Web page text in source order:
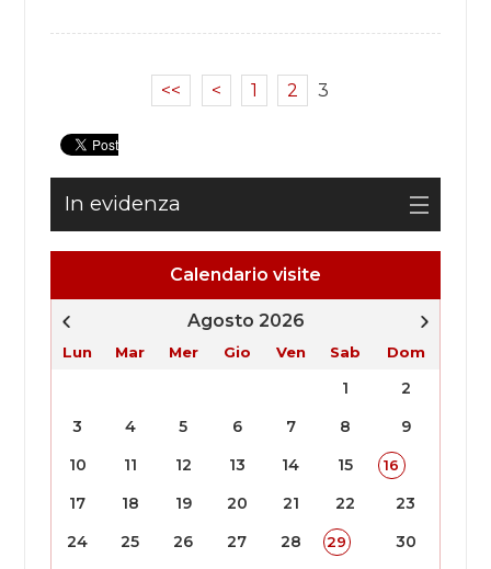
Calendario visite
Agosto 2026
Lun Mar Mer Gio Ven Sab Dom
1
2
3
4 5 6 7 8
9
10
11 12 13 14 15 16
17 18 19 20 21 22
23
24
25 26 27 28 29
30
<< < 1 2 3
In evidenza